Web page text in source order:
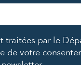
traitées par le
de votre